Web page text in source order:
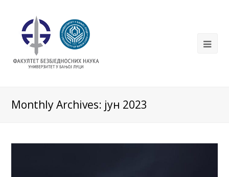
Monthly Archives: јун 2023